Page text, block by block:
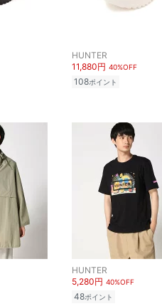
HUNTER
11,880円 40%OFF
108ポイント
HUNTER
5,280円 40%OFF
48ポイント